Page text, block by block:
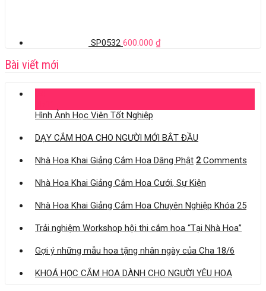
SP0532 600.000 ₫
Bài viết mới
Hình Ảnh Học Viên Tốt Nghiệp
DẠY CẮM HOA CHO NGƯỜI MỚI BẮT ĐẦU
Nhà Hoa Khai Giảng Cắm Hoa Dâng Phật 2Comments
Nhà Hoa Khai Giảng Cắm Hoa Cưới, Sự Kiện
Nhà Hoa Khai Giảng Cắm Hoa Chuyên Nghiệp Khóa 25
Trải nghiệm Workshop hội thi cắm hoa “Tại Nhà Hoa”
Gợi ý những mẫu hoa tặng nhân ngày của Cha 18/6
KHOÁ HỌC CẮM HOA DÀNH CHO NGƯỜI YÊU HOA